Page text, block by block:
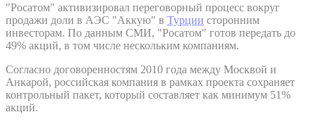
"Росатом" активизировал переговорный процесс вокруг
продажи доли в АЭС "Аккую" в Турции сторонним
инвесторам. По данным СМИ, "Росатом" готов передать до
49% акций, в том числе нескольким компаниям.
Согласно договоренностям 2010 года между Москвой и
Анкарой, российская компания в рамках проекта сохраняет
контрольный пакет, который составляет как минимум 51%
акций.